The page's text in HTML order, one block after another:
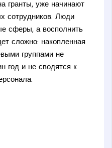
гранты, уже начинают
сотрудников. Люди
сферы, а восполнить
сложно: накопленная
группами не
год и не сводятся к